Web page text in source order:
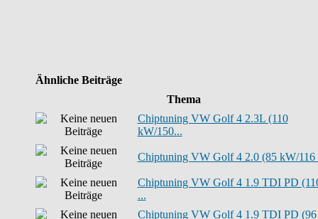
Ähnliche Beiträge
Thema
Chiptuning VW Golf 4 2.3L (110
kW/150...
Chiptuning VW Golf 4 2.0 (85 kW/116
Chiptuning VW Golf 4 1.9 TDI PD
...
Chiptuning VW Golf 4 1.9 TDI PD (96